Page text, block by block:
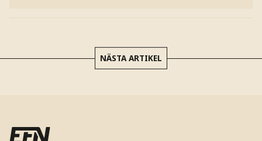
NÄSTA ARTIKEL